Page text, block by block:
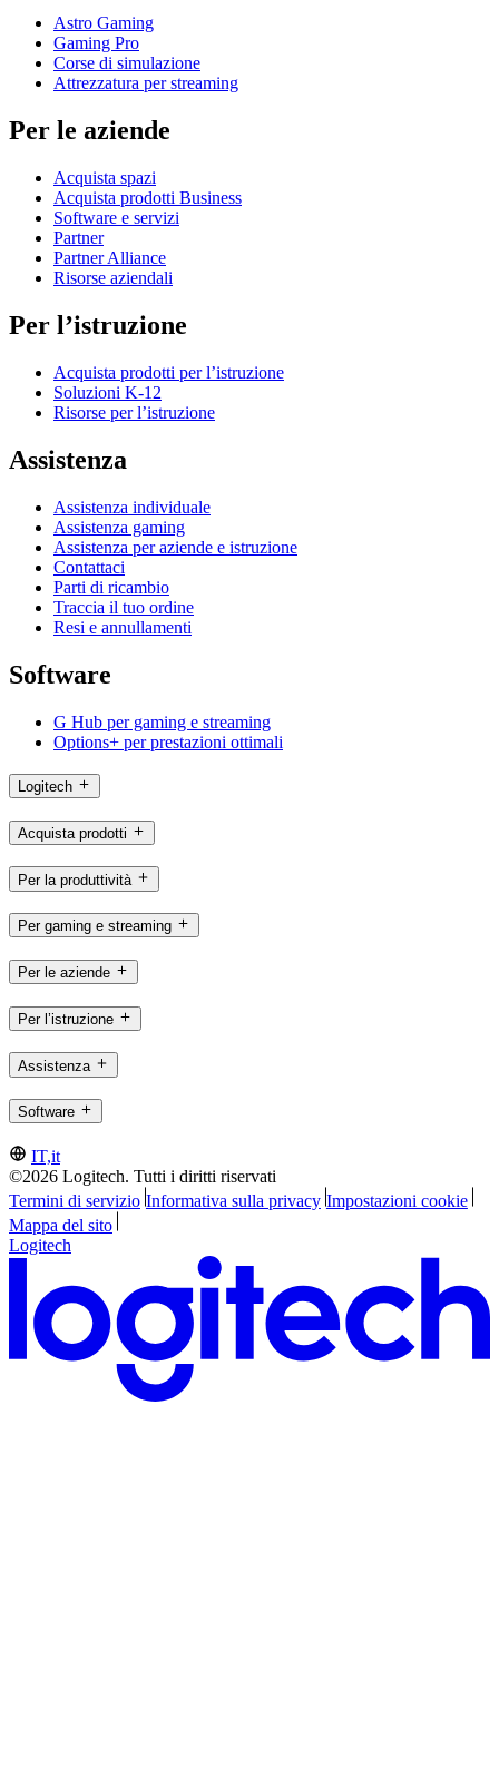
Astro Gaming
Gaming Pro
Corse di simulazione
Attrezzatura per streaming
Per le aziende
Acquista spazi
Acquista prodotti Business
Software e servizi
Partner
Partner Alliance
Risorse aziendali
Per l’istruzione
Acquista prodotti per l’istruzione
Soluzioni K-12
Risorse per l’istruzione
Assistenza
Assistenza individuale
Assistenza gaming
Assistenza per aziende e istruzione
Contattaci
Parti di ricambio
Traccia il tuo ordine
Resi e annullamenti
Software
G Hub per gaming e streaming
Options+ per prestazioni ottimali
Logitech
Acquista prodotti
Per la produttività
Per gaming e streaming
Per le aziende
Per l’istruzione
Assistenza
Software
IT,it
©2026 Logitech. Tutti i diritti riservati
Termini di servizio Informativa sulla privacy Impostazioni cookie
Mappa del sito
Logitech